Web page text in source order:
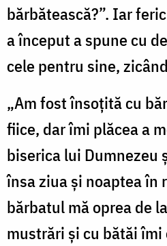
bărbătească?”. Iar
a început a spune cu
cele pentru sine,
„Am fost însoțită cu
fiice, dar îmi plăcea a
biserica lui Dumnezeu
însa ziua și noaptea în
bărbatul mă oprea de
mustrări și cu bătăi